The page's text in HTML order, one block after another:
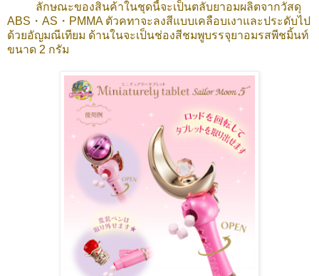
ลักษณะของสินค้าในชุดนี้จะเป็นตลับยาอมผลิตจากวัสดุ
ABS・AS・PMMA ตัวคทาจะลงสีแบบเคลือบเงาและประดับไป
ด้วยอัญมณีเทียม ด้านในจะเป็นช่องสีชมพูบรรจุยาอมรสพีชมิ้นท์
ขนาด 2 กรัม